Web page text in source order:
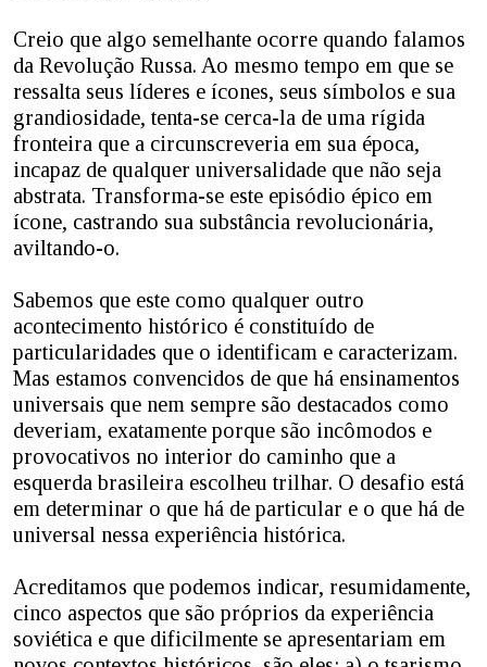
Creio que algo semelhante ocorre quando falamos
da Revolução Russa. Ao mesmo tempo em que se
ressalta seus líderes e ícones, seus símbolos e sua
grandiosidade, tenta-se cerca-la de uma rígida
fronteira que a circunscreveria em sua época,
incapaz de qualquer universalidade que não seja
abstrata. Transforma-se este episódio épico em
ícone, castrando sua substância revolucionária,
aviltando-o.
Sabemos que este como qualquer outro
acontecimento histórico é constituído de
particularidades que o identificam e caracterizam.
Mas estamos convencidos de que há ensinamentos
universais que nem sempre são destacados como
deveriam, exatamente porque são incômodos e
provocativos no interior do caminho que a
esquerda brasileira escolheu trilhar. O desafio está
em determinar o que há de particular e o que há de
universal nessa experiência histórica.
Acreditamos que podemos indicar, resumidamente,
cinco aspectos que são próprios da experiência
soviética e que dificilmente se apresentariam em